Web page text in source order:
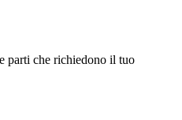
parti che richiedono il tuo